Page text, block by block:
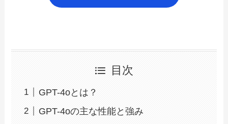
目次
GPT-4oとは？
GPT-4oの主な性能と強み